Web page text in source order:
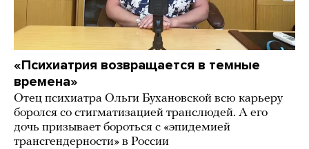
«Психиатрия возвращается в темные
времена»
Отец психиатра Ольги Бухановской всю карьеру
боролся со стигматизацией транслюдей. А его
дочь призывает бороться с «эпидемией
трансгендерности» в России